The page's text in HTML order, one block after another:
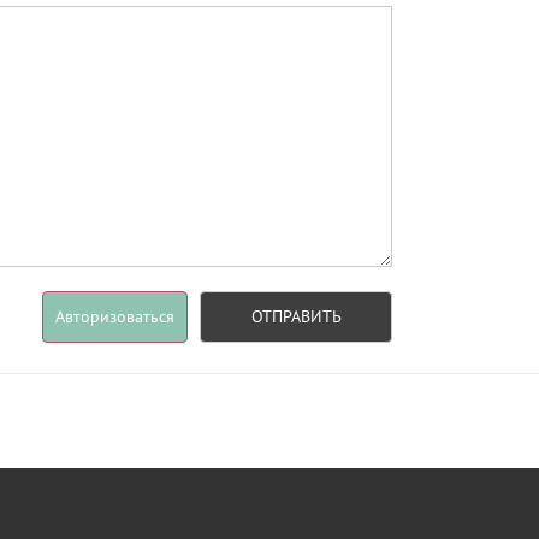
Авторизоваться ОТПРАВИТЬ